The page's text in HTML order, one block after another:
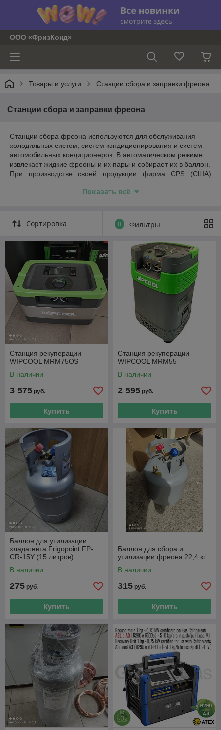
ООО «ФризКонд»
Товары и услуги Станции сбора и заправки фреона
Станции сбора и заправки фреона
Станции сбора фреона используются для обслуживания
холодильных систем, систем кондиционирования и систем
автомобильных кондиционеров. В автоматическом режиме
извлекает жидкие фреоны и их пары и собирает их в баллон.
При производстве своей продукции фирма CPS (США)
диагностики и ремонта холодильной техники.
совершенную безмасляную систему для сбора хладонов,
Показать всё
Сортировка 0 Фильтры
Станция рекуперации
WIPCOOL MRM75OS
В наличии
3 575 руб.
Купить
Станция рекуперации
WIPCOOL MRM55
В наличии
2 595 руб.
Купить
Баллон для утилизации
хладагента Frigopoint FP-
CR-15Y (15 литров)
В наличии
275 руб.
Купить
Баллон для сбора и
утилизации фреона 22,4 кг
В наличии
315 руб.
Купить